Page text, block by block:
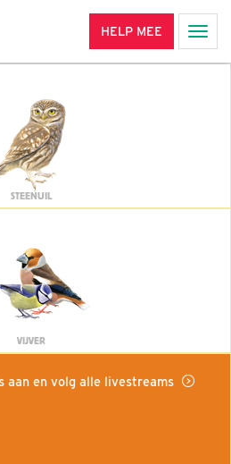
HELP MEE
STEENUIL
VIJVER
aan en volg alle livestreams